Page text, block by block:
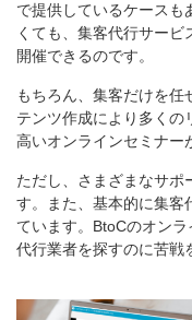
で提供しているケースも
くても、集客代行サー
開催できるのです。
もちろん、集客だけを任
テンツ作成により多くの
高いオンラインセミナー
ただし、さまざまなサポ
す。また、基本的に集客
ています。BtoCのオン
代行業者を探すのに苦戦